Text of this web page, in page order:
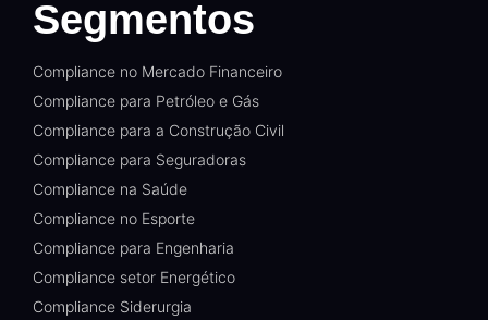
Segmentos
Compliance no Mercado Financeiro
Compliance para Petróleo e Gás
Compliance para a Construção Civil
Compliance para Seguradoras
Compliance na Saúde
Compliance no Esporte
Compliance para Engenharia
Compliance setor Energético
Compliance Siderurgia